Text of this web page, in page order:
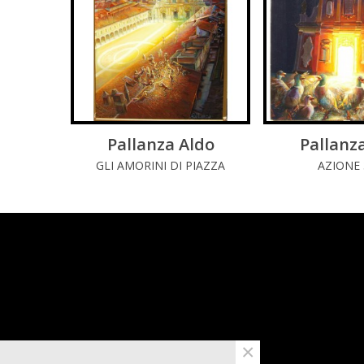
LEGGI DI PIÚ
Pallanza Aldo
GLI AMORINI DI PIAZZA
LEGGI
AZIONE
×